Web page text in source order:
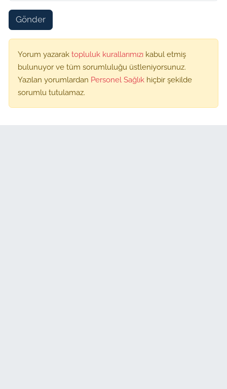
Gönder
Yorum yazarak topluluk kurallarımızı kabul etmiş
bulunuyor ve tüm sorumluluğu üstleniyorsunuz.
Yazılan yorumlardan Personel Sağlık hiçbir şekilde
sorumlu tutulamaz.